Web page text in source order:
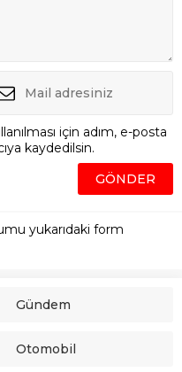
için adım, e-posta
kaydedilsin.
yukarıdaki form
Gündem
Otomobil